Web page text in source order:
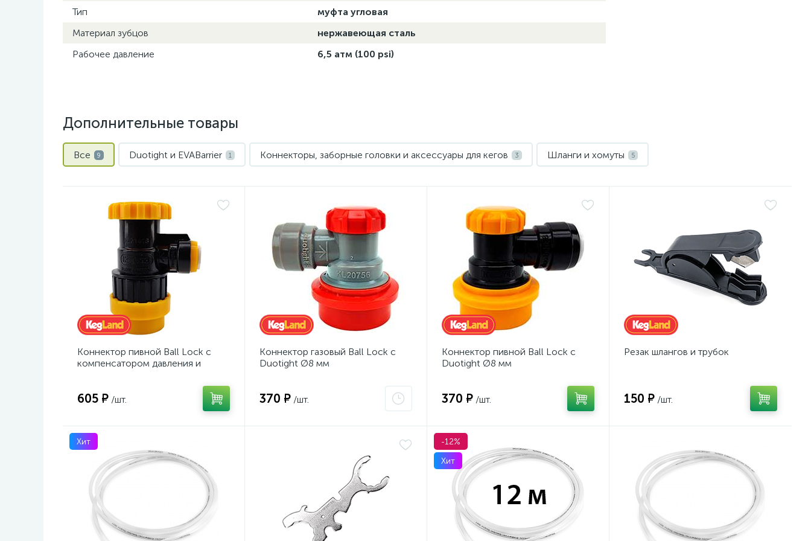
Тип
муфта угловая
Материал зубцов
нержавеющая сталь
Рабочее давление
6,5 атм (100 psi)
Дополнительные товары
Все 9 Duotight и EVABarrier 1 Коннекторы, заборные головки и аксессуары для кегов 3 Шланги и хомуты 5
Коннектор пивной Ball Lock с
компенсатором давления и
605 ₽ /шт.
Коннектор газовый Ball Lock с
Duotight Ø8 мм
370 ₽ /шт.
Коннектор пивной Ball Lock с
Duotight Ø8 мм
370 ₽ /шт.
Резак шлангов и трубок
150 ₽ /шт.
Хит
-12%
Хит